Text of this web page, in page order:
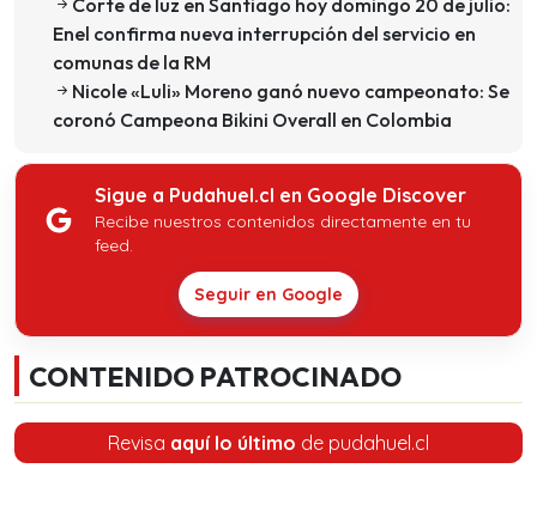
Enel confirma nueva interrupción del servicio en
comunas de la RM
Nicole «Luli» Moreno ganó nuevo campeonato: Se
coronó Campeona Bikini Overall en Colombia
Sigue a Pudahuel.cl en Google Discover
Recibe nuestros contenidos directamente en tu
feed.
Seguir en Google
CONTENIDO PATROCINADO
Revisa aquí lo último de pudahuel.cl